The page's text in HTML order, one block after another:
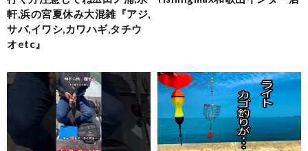
軒,浜の宮夏休み大混雑『アジ,
サバ,イワシ,カワハギ,タチウ
オetc』